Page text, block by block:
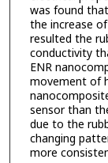
was found
the increase
resulted the
conductivity
ENR
movement of
sensor than
due to the
changing
more